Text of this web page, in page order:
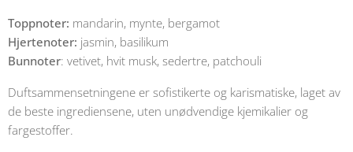
Toppnoter: mandarin, mynte, bergamot
Hjertenoter: jasmin, basilikum
Bunnoter: vetivet, hvit musk, sedertre, patchouli
Duftsammensetningene er sofistikerte og karismatiske, laget av
de beste ingrediensene, uten unødvendige kjemikalier og
fargestoffer.